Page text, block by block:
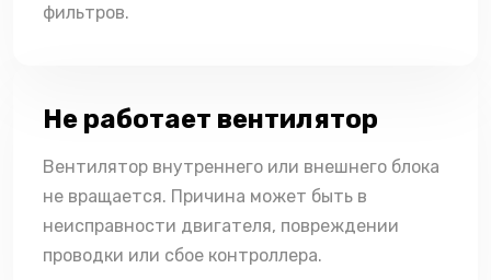
фильтров.
Не работает вентилятор
Вентилятор внутреннего или внешнего блока
не вращается. Причина может быть в
неисправности двигателя, повреждении
проводки или сбое контроллера.